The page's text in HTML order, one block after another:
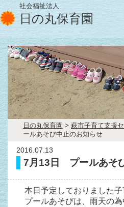
社会福祉法人
日の丸保育園
日の丸保育園 > 萩市子育て支援
ールあそび中止のお知らせ
2016.07.13
7月13日 プールあそ
本日予定しておりました
プールあそびは、雨天の為